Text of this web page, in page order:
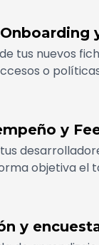
tus nuevos
o
y
objetiva el
y